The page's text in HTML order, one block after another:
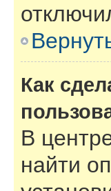
Как
В
найти